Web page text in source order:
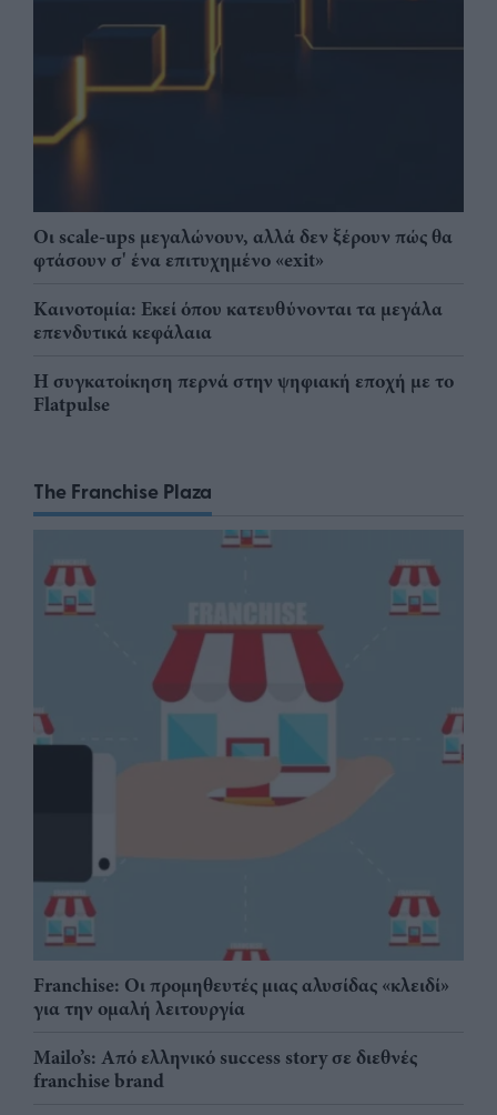
Οι scale-ups μεγαλώνουν, αλλά δεν ξέρουν πώς θα
φτάσουν σ' ένα επιτυχημένο «exit»
Καινοτομία: Εκεί όπου κατευθύνονται τα μεγάλα
επενδυτικά κεφάλαια
Η συγκατοίκηση περνά στην ψηφιακή εποχή με το
Flatpulse
The Franchise Plaza
Franchise: Οι προμηθευτές μιας αλυσίδας «κλειδί»
για την ομαλή λειτουργία
Mailo’s: Από ελληνικό success story σε διεθνές
franchise brand